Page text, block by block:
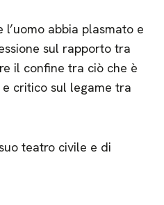
abbia plasmato e
sul rapporto tra
il confine tra ciò che è
critico sul legame tra
teatro civile e di